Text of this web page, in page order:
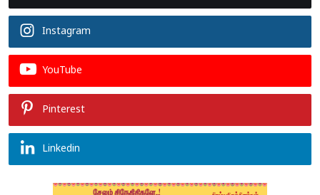
Instagram
YouTube
Pinterest
Linkedin